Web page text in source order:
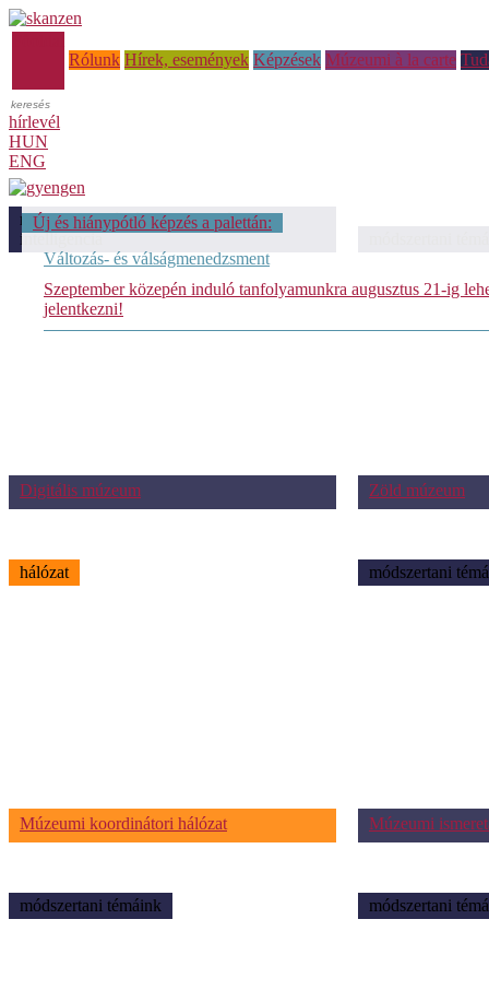
Rólunk Hírek, események Képzések Múzeumi à la carte
hírlevél
HUN
ENG
Új és hiánypótló képzés a palettán:
Változás- és válságmenedzsment
Szeptember közepén induló tanfolyamunkra augusztus 21-ig
jelentkezni!
módszertani témáink: Mesterséges
intelligencia
Digitális múzeum Zöld múzeum
hálózat
Múzeumi koordinátori hálózat
módszertani
Múzeumi
módszertani témáink módszertani